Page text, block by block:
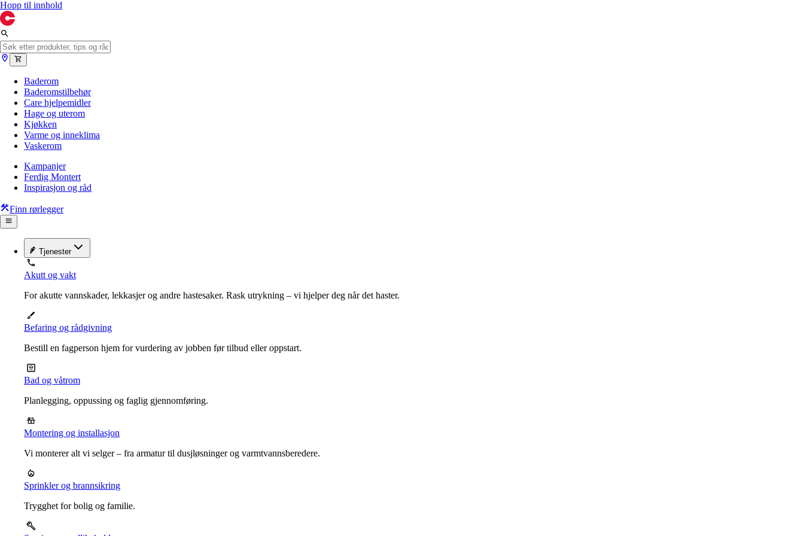
Hopp til innhold
Baderom
Baderomstilbehør
Care hjelpemidler
Hage og uterom
Kjøkken
Varme og inneklima
Vaskerom
Kampanjer
Ferdig Montert
Inspirasjon og råd
Finn rørlegger
Tjenester
Akutt og vakt
For akutte vannskader, lekkasjer og andre hastesaker. Rask utrykning – vi hjelper deg når det haster.
Befaring og rådgivning
Bestill en fagperson hjem for vurdering av jobben før tilbud eller oppstart.
Bad og våtrom
Planlegging, oppussing og faglig gjennomføring.
Montering og installasjon
Vi monterer alt vi selger – fra armatur til dusjløsninger og varmtvannsberedere.
Sprinkler og brannsikring
Trygghet for bolig og familie.